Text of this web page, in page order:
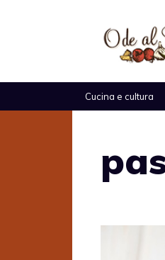
Cucina e cultura